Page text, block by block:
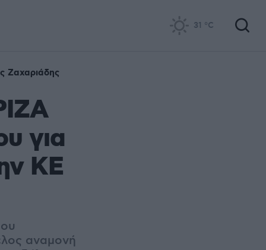
31 °C
Ζαχαριάδης
για
ΚΕ
αναμονή